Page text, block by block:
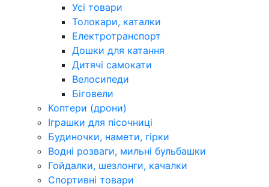
Усі товари
Толокари, каталки
Електротранспорт
Дошки для катання
Дитячі самокати
Велосипеди
Біговели
Коптери (дрони)
Іграшки для пісочниці
Будиночки, намети, гірки
Водні розваги, мильні бульбашки
Гойдалки, шезлонги, качалки
Спортивні товари